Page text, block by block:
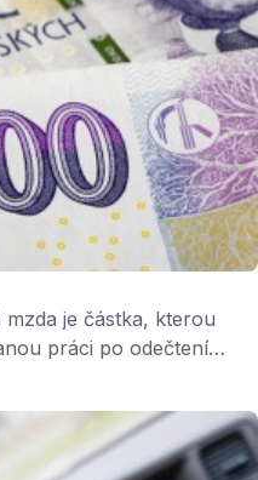
je částka, kterou
práci po odečtení
mzdovém výměře,
kterou skutečně
kolik vám každý měsíc